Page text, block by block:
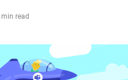
min read